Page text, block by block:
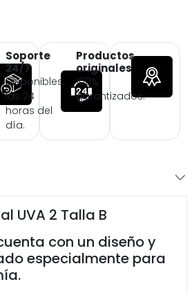
Soporte
24/7
Disponibles
las 24
horas del
día.
Productos
originales
100%
garantizados.
UVA 2 Talla B
con un diseño y
especialmente para